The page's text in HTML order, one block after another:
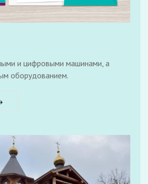
и цифровыми машинами, а
оборудованием.